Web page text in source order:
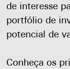
de interesse
portfólio de
potencial de
Conheça os